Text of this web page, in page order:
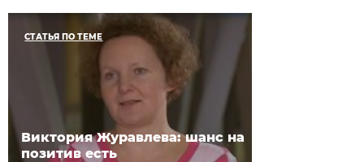
СТАТЬЯ ПО ТЕМЕ
Виктория Журавлева: шанс на
позитив есть